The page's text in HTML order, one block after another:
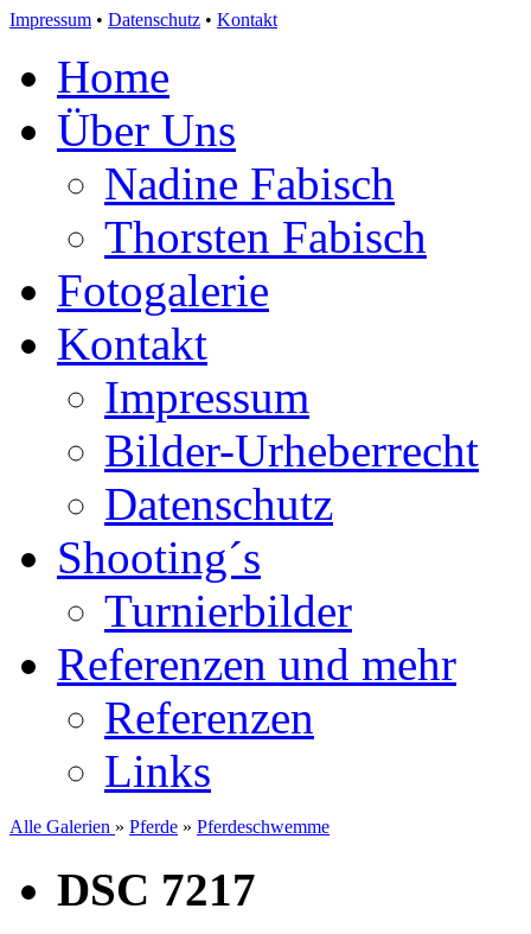
Impressum • Datenschutz • Kontakt
Home
Über Uns
Nadine Fabisch
Thorsten Fabisch
Fotogalerie
Kontakt
Impressum
Bilder-Urheberrecht
Datenschutz
Shooting´s
Turnierbilder
Referenzen und mehr
Referenzen
Links
Alle Galerien » Pferde » Pferdeschwemme
DSC 7217